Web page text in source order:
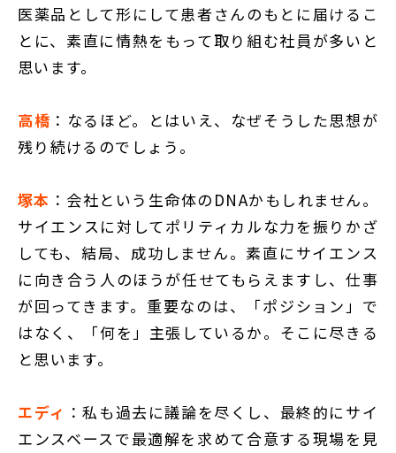
医薬品として形にして患者さんのもとに届けるこ
とに、素直に情熱をもって取り組む社員が多いと
思います。
高橋 ：なるほど。とはいえ、なぜそうした思想が
残り続けるのでしょう。
塚本 ：会社という生命体のDNAかもしれません。
サイエンスに対してポリティカルな力を振りかざ
しても、結局、成功しません。素直にサイエンス
に向き合う人のほうが任せてもらえますし、仕事
が回ってきます。重要なのは、「ポジション」で
はなく、「何を」主張しているか。そこに尽きる
と思います。
エディ ：私も過去に議論を尽くし、最終的にサイ
エンスベースで最適解を求めて合意する現場を見